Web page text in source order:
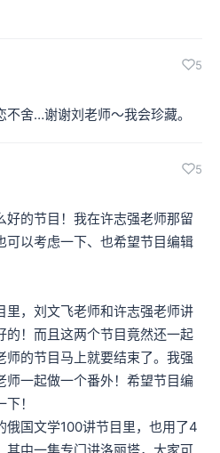
5
舍…谢谢刘老师～我会珍藏。
5
好的节目！我在许志强老师那留
可以考虑一下、也希望节目编辑
里，刘文飞老师和许志强老师讲
的！而且这两个节目竟然还一起
师的节目马上就要结束了。我强
师一起做一个番外！希望节目编
！
俄国文学100讲节目里，也用了4
其中一集专门讲洛丽塔，大家可